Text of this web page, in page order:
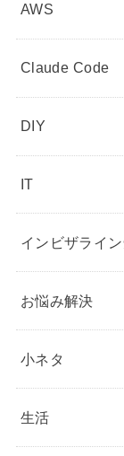
AWS
Claude Code
DIY
IT
インビザライ
お悩み解決
小ネタ
生活